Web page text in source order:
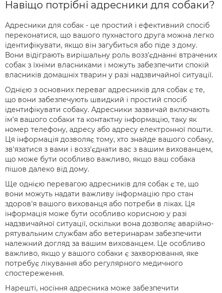
Навіщо потрібні адресники для собаки?
Адресники для собак - це простий і ефективний спосіб
переконатися, що вашого пухнастого друга можна легко
ідентифікувати, якщо він загубиться або піде з дому.
Вони відіграють вирішальну роль возз'єднанні втрачених
собак з їхніми власниками і можуть забезпечити спокій
власників домашніх тварин у разі надзвичайної ситуації.
Однією з основних переваг адресників для собак є те,
що вони забезпечують швидкий і простий спосіб
ідентифікувати собаку. Адресники зазвичай включають
ім'я вашого собаки та контактну інформацію, таку як
номер телефону, адресу або адресу електронної пошти.
Ця інформація дозволяє тому, хто знайде вашого собаку,
зв'язатися з вами і возз'єднати вас з вашим вихованцем,
що може бути особливо важливо, якщо ваш собака
пішов далеко від дому.
Ще однією перевагою адресників для собак є те, що
вони можуть надати важливу інформацію про стан
здоров'я вашого вихованця або потреби в ліках. Ця
інформація може бути особливо корисною у разі
надзвичайної ситуації, оскільки вона дозволяє аварійно-
рятувальним службам або ветеринарам забезпечити
належний догляд за вашим вихованцем. Це особливо
важливо, якщо у вашого собаки є захворювання, яке
потребує лікування або регулярного медичного
спостереження.
Нарешті, носіння адресника може забезпечити